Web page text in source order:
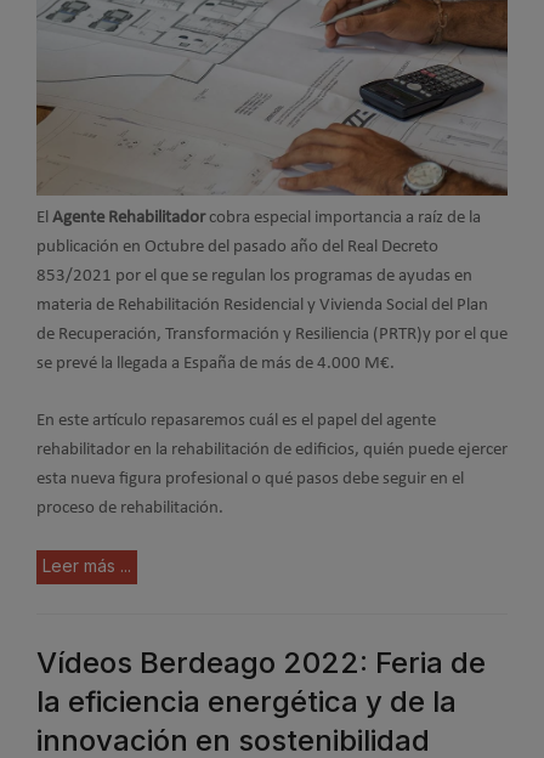
El Agente Rehabilitadorcobra especial importancia a raíz de la
publicación en Octubre del pasado año del Real Decreto
853/2021 por el que se regulan los programas de ayudas en
materia de Rehabilitación Residencial y Vivienda Social del Plan
de Recuperación, Transformación y Resiliencia (PRTR)y por el que
se prevé la llegada a España de más de 4.000 M€.
En este artículo repasaremos cuál es el papel del agente
rehabilitador en la rehabilitación de edificios, quién puede ejercer
esta nueva figura profesional o qué pasos debe seguir en el
proceso de rehabilitación.
Leer más ...
Vídeos Berdeago 2022: Feria de
la eficiencia energética y de la
innovación en sostenibilidad